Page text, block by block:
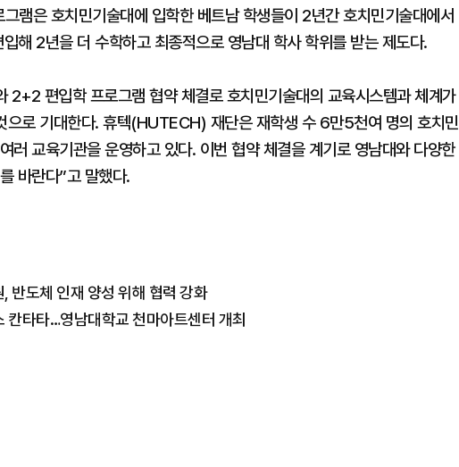
램은 호치민기술대에 입학한 베트남 학생들이 2년간 호치민기술대에서
해 2년을 더 수학하고 최종적으로 영남대 학사 학위를 받는 제도다.
2+2 편입학 프로그램 협약 체결로 호치민기술대의 교육시스템과 체계가
으로 기대한다. 휴텍(HUTECH) 재단은 재학생 수 6만5천여 명의 호치민
러 교육기관을 운영하고 있다. 이번 협약 체결을 계기로 영남대와 다양한
바란다”고 말했다.
반도체 인재 양성 위해 협력 강화
타타…영남대학교 천마아트센터 개최